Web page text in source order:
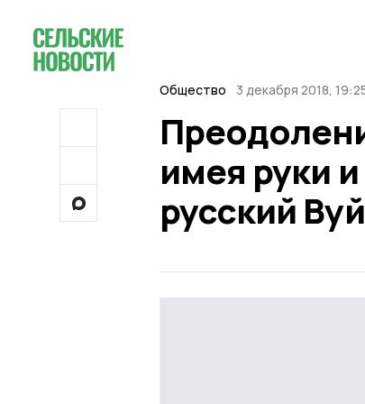
Общество 3 декабря 2018,
имея руки
русский